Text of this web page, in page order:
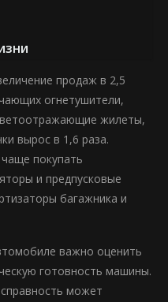
продаж в 2,5
огнетушители,
жилеты,
вырос в 1,6 раза.
покупать
и предпусковые
багажника и
важно оценить
готовность машины.
может